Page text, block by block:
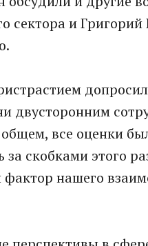
сектора и
двусторонним
общем, все оценки
за скобками этого
нашего